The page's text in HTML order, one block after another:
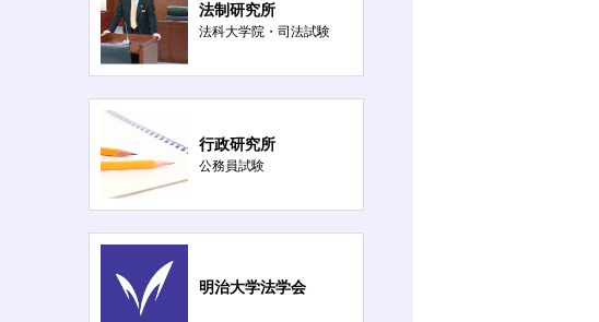
法制研究所
法科大学院・司法試験
行政研究所
公務員試験
明治大学法学会